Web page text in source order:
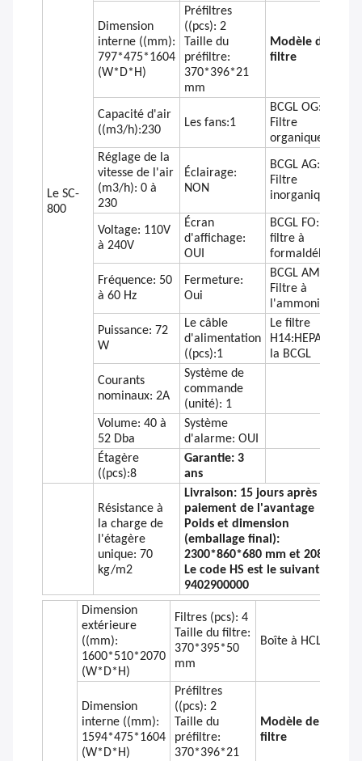
Le SC-
800
Dimension
interne ((mm):
797*475*1604
(W*D*H)
Préfiltres
((pcs): 2
Taille du
préfiltre:
370*396*21
mm
Modèle de
filtre
Capacité d'air
((m3/h):230
Les fans:1
BCGL OG:
Filtre
organique
Réglage de la
vitesse de l'air
(m3/h): 0 à
230
Éclairage:
NON
BCGL AG:
Filtre
inorganique
Voltage: 110V
à 240V
Écran
d'affichage:
OUI
BCGL FO:
filtre à
formaldéhyde
Fréquence: 50
à 60 Hz
Fermeture:
Oui
BCGL AM:
Filtre à
l'ammoniac
Puissance: 72
W
Le câble
d'alimentation
((pcs):1
Le filtre
H14:HEPA de
la BCGL
Courants
nominaux: 2A
Système de
commande
(unité): 1
Volume: 40 à
52 Dba
Système
d'alarme: OUI
Étagère
((pcs):8
Garantie: 3
ans
Résistance à
la charge de
l'étagère
unique: 70
kg/m2
Livraison: 15 jours après le
paiement de l'avantage
Poids et dimension
(emballage final):
2300*860*680 mm et 208 kg
Le code HS est le suivant:
9402900000
Dimension
extérieure
((mm):
1600*510*2070
(W*D*H)
Filtres (pcs): 4
Taille du filtre:
370*395*50
mm
Boîte à HCL
Dimension
interne ((mm):
1594*475*1604
(W*D*H)
Préfiltres
((pcs): 2
Taille du
préfiltre:
370*396*21
Modèle de
filtre